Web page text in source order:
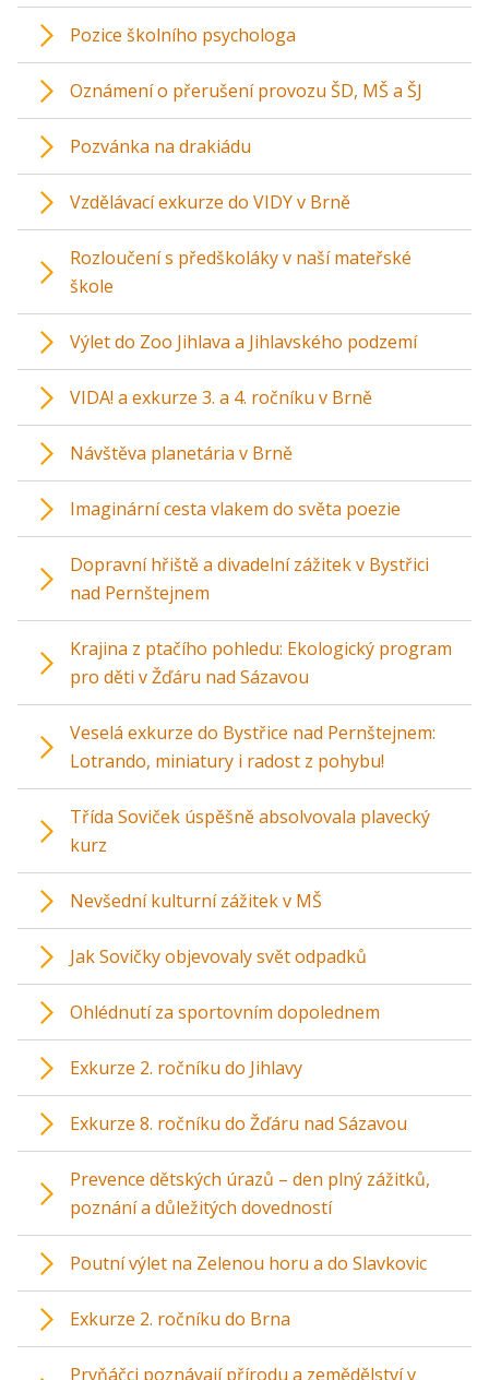
Pozice školního psychologa
Oznámení o přerušení provozu ŠD, MŠ a ŠJ
Pozvánka na drakiádu
Vzdělávací exkurze do VIDY v Brně
Rozloučení s předškoláky v naší mateřské
škole
Výlet do Zoo Jihlava a Jihlavského podzemí
VIDA! a exkurze 3. a 4. ročníku v Brně
Návštěva planetária v Brně
Imaginární cesta vlakem do světa poezie
Dopravní hřiště a divadelní zážitek v Bystřici
nad Pernštejnem
Krajina z ptačího pohledu: Ekologický program
pro děti v Žďáru nad Sázavou
Veselá exkurze do Bystřice nad Pernštejnem:
Lotrando, miniatury i radost z pohybu!
Třída Soviček úspěšně absolvovala plavecký
kurz
Nevšední kulturní zážitek v MŠ
Jak Sovičky objevovaly svět odpadků
Ohlédnutí za sportovním dopolednem
Exkurze 2. ročníku do Jihlavy
Exkurze 8. ročníku do Žďáru nad Sázavou
Prevence dětských úrazů – den plný zážitků,
poznání a důležitých dovedností
Poutní výlet na Zelenou horu a do Slavkovic
Exkurze 2. ročníku do Brna
Prvňáčci poznávají přírodu a zemědělství v